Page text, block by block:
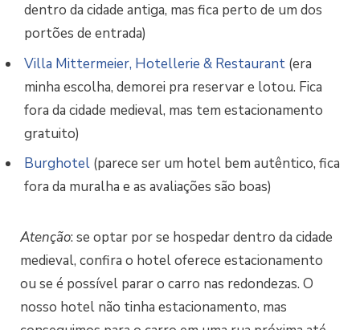
dentro da cidade antiga, mas fica perto de um dos
portões de entrada)
Villa Mittermeier, Hotellerie & Restaurant (era
minha escolha, demorei pra reservar e lotou. Fica
fora da cidade medieval, mas tem estacionamento
gratuito)
Burghotel (parece ser um hotel bem autêntico, fica
fora da muralha e as avaliações são boas)
Atenção: se optar por se hospedar dentro da cidade
medieval, confira o hotel oferece estacionamento
ou se é possível parar o carro nas redondezas. O
nosso hotel não tinha estacionamento, mas